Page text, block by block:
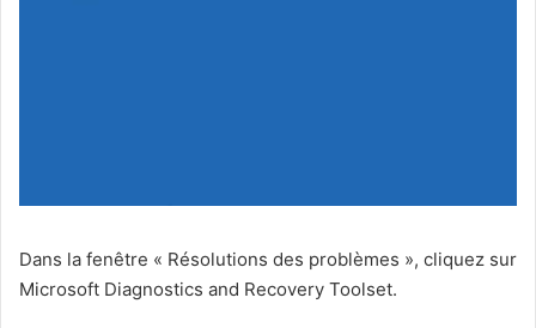
Dans la fenêtre « Résolutions des problèmes », cliquez sur
Microsoft Diagnostics and Recovery Toolset.